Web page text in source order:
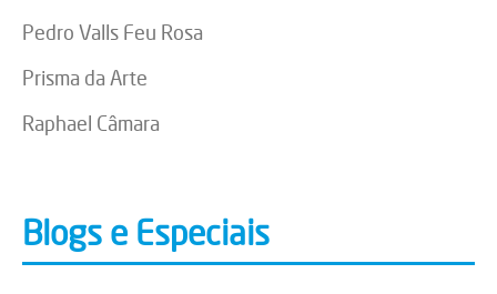
Pedro Valls Feu Rosa
Prisma da Arte
Raphael Câmara
Blogs e Especiais